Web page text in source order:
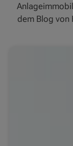
dem Blog von